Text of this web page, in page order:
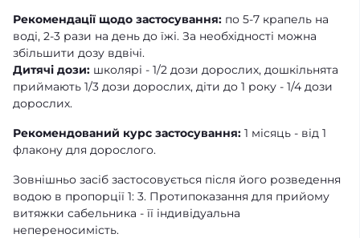
Рекомендації щодо застосування: по 5-7 крапель на
воді, 2-3 рази на день до їжі. За необхідності можна
збільшити дозу вдвічі.
Дитячі дози: школярі - 1/2 дози дорослих, дошкільнята
приймають 1/3 дози дорослих, діти до 1 року - 1/4 дози
дорослих.
Рекомендований курс застосування: 1 місяць - від 1
флакону для дорослого.
Зовнішньо засіб застосовується після його розведення
водою в пропорції 1: 3. Протипоказання для прийому
витяжки сабельника - її індивідуальна
непереносимість.